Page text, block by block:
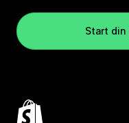
Start din